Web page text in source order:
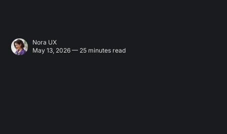
Nora UX
May 13, 2026 — 25 minutes read